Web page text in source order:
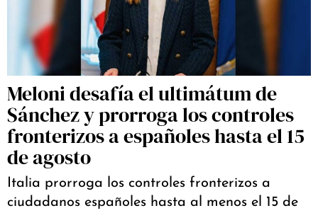
Meloni desafía el ultimátum de
Sánchez y prorroga los controles
fronterizos a españoles hasta el 15
de agosto
Italia prorroga los controles fronterizos a
ciudadanos españoles hasta al menos el 15 de